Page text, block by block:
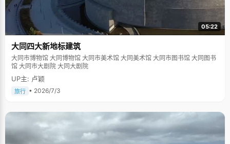
05:22
大同四大新地标建筑
大同市博物馆 大同博物馆 大同市美术馆 大同美术馆 大同市图书馆 大同图书
馆 大同市大剧院 大同大剧院
UP主: 卢颖
旅行 • 2026/7/3